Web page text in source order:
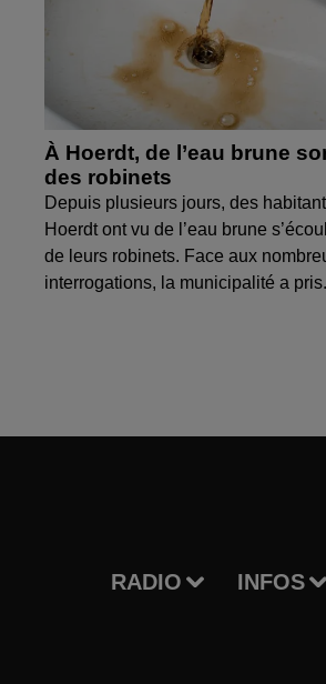
À Hoerdt, de l’eau brune
des robinets
Depuis plusieurs jours, des
Hoerdt ont vu de l’eau brune
de leurs robinets. Face aux
interrogations, la municipalité a
RADIO INFOS